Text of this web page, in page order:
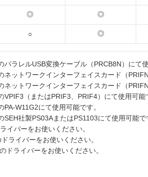
◎ ◎
○ ◎
パラレルUSB変換ケーブル（PRCB8N）にて
ネットワークインターフェイスカード（
ネットワークインターフェイスカード（
VPIF3（またはPRIF3、PRIF4）にて使用可能
PA-W11G2にて使用可能です。
SEH社製PS03AまたはPS1103にて使用可能で
イバーをお使いください。
ライバーをお使いください。
ドライバーをお使いください。